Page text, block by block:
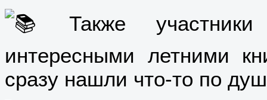
Также
интересными летними
сразу нашли что-то по